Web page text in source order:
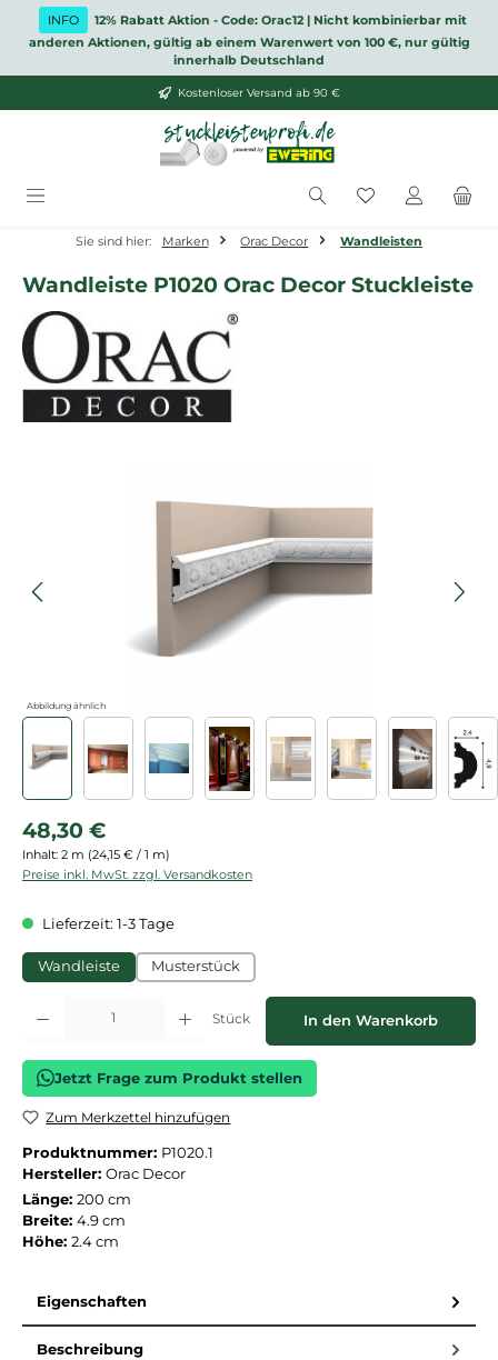
Zum Hauptinhalt springen
INFO
12% Rabatt Aktion - Code: Orac12 | Nicht kombinierbar mit
anderen Aktionen, gültig ab einem Warenwert von 100 €, nur gültig
innerhalb Deutschland
Kostenloser Versand ab 90 €
Du hast 0
Sie sind hier: Marken Orac Decor Wandleisten
Wandleiste P1020 Orac Decor Stuckleiste
Abbildung ähnlich
Regulärer Preis:
48,30 €
Inhalt: 2 m (24,15 € / 1 m)
Preise inkl. MwSt. zzgl. Versandkosten
Lieferzeit: 1-3 Tage
Wandleiste Musterstück
Produkt Anzahl: Gib den gewünschten Wert ein oder benutze die
Stück In den Warenkorb
Jetzt Frage zum Produkt stellen
Zum Merkzettel hinzufügen
Produktnummer: P1020.1
Hersteller: Orac Decor
Länge: 200 cm
Breite: 4.9 cm
Höhe: 2.4 cm
Eigenschaften
Beschreibung